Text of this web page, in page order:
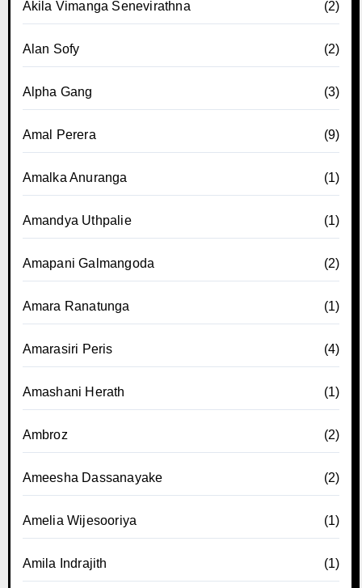
Akila Vimanga Senevirathna (2)
Alan Sofy (2)
Alpha Gang (3)
Amal Perera (9)
Amalka Anuranga (1)
Amandya Uthpalie (1)
Amapani Galmangoda (2)
Amara Ranatunga (1)
Amarasiri Peris (4)
Amashani Herath (1)
Ambroz (2)
Ameesha Dassanayake (2)
Amelia Wijesooriya (1)
Amila Indrajith (1)